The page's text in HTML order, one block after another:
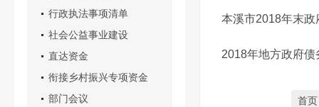
行政执法事项清单
社会公益事业建设
直达资金
衔接乡村振兴专项资金
部门会议
本溪市2018年末
2018年地方政府债
首页